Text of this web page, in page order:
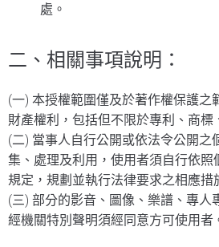
處。
二、相關事項說明：
(一) 本授權範圍僅及於著作權保護之
財產權利，包括但不限於專利、商標
(二) 當事人自行公開或依法令公開之
集、處理及利用，使用者須自行依照
規定，規劃並執行法律要求之相應措
(三) 部分的影音、圖像、樂譜、專人
經機關特別聲明須經同意方可使用者